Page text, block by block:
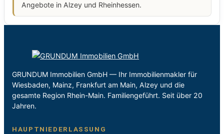
Angebote in Alzey und Rheinhessen.
GRUNDUM Immobilien GmbH — Ihr Immobilienmakler für
Wiesbaden, Mainz, Frankfurt am Main, Alzey und die
gesamte Region Rhein-Main. Familiengeführt. Seit über 20
Jahren.
HAUPTNIEDERLASSUNG